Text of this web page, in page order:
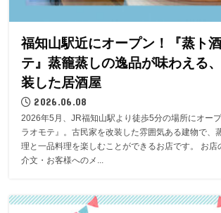
福知山駅近にオープン！『蒸ト
テ』蒸籠蒸しの逸品が味わえる
装した居酒屋
2026.06.08
2026年5月、JR福知山駅より徒歩5分の場所にオー
ラオモテ』。古民家を改装した雰囲気ある建物で、
理と一品料理を楽しむことができるお店です。 お店
介文・お客様へのメ...